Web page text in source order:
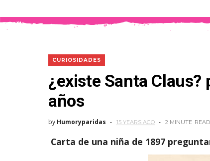
CURIOSIDADES
¿existe Santa
años
by Humoryparidas 15 YEARS AGO 2 MINUTE READ
Carta de una niña de 1897